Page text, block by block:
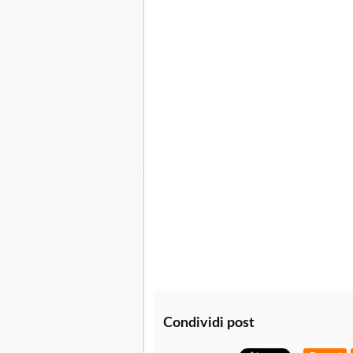
Condividi post